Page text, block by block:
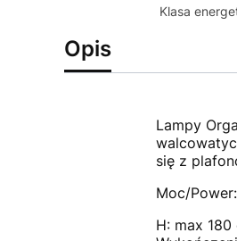
Klasa
Opis
Lampy
się z
Moc/
H: max